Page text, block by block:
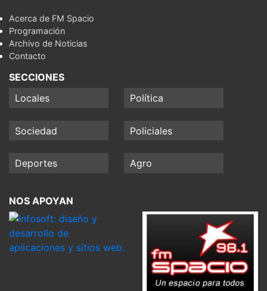
Acerca de FM Spacio
Programación
Archivo de Noticias
Contacto
SECCIONES
Locales
Política
Sociedad Policiales
Deportes Agro
NOS APOYAN